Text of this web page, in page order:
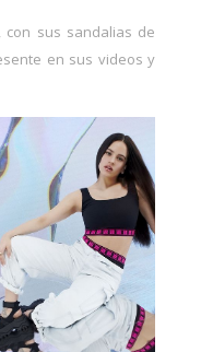
, con sus sandalias de
en sus videos y